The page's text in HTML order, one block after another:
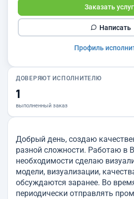
Добрый день, создаю
разной сложности. Работаю в
необходимости сделаю
модели, визуализации,
обсуждаются заранее. Во
периодически отправлять
Заказать
Написать
Профиль
ДОВЕРЯЮТ ИСПОЛНИТЕЛЮ
1
выполненный заказ